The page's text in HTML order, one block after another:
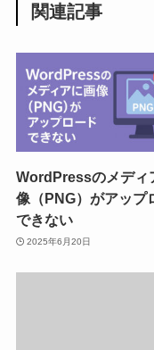
関連記事
WordPressのメディ
像（PNG）がアップ
できない
2025年6月20日